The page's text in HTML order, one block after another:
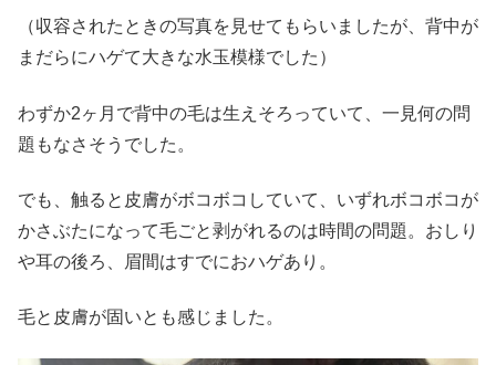
（収容されたときの写真を見せてもらいましたが、背中が
まだらにハゲて大きな水玉模様でした）
わずか2ヶ月で背中の毛は生えそろっていて、一見何の問
題もなさそうでした。
でも、触ると皮膚がボコボコしていて、いずれボコボコが
かさぶたになって毛ごと剥がれるのは時間の問題。おしり
や耳の後ろ、眉間はすでにおハゲあり。
毛と皮膚が固いとも感じました。